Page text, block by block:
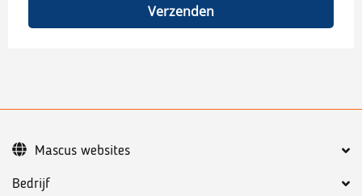
Verzenden
Bedrijf
Mascus websites